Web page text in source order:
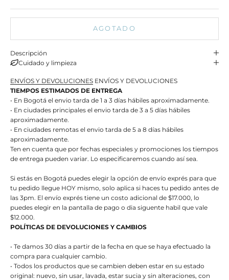
AGOTADO
Descripción
Cuidado y limpieza
ENVÍOS Y DEVOLUCIONES ENVÍOS Y DEVOLUCIONES
TIEMPOS ESTIMADOS DE ENTREGA
• En Bogotá el envio tarda de 1 a 3 días hábiles aproximadamente.
• En ciudades principales el envio tarda de 3 a 5 días hábiles
aproximadamente.
• En ciudades remotas el envio tarda de 5 a 8 días hábiles
aproximadamente.
Ten en cuenta que por fechas especiales y promociones los tiempos
de entrega pueden variar. Lo especificaremos cuando así sea.
Si estás en Bogotá puedes elegir la opción de envío exprés para que
tu pedido llegue HOY mismo, solo aplica si haces tu pedido antes de
las 3pm. El envío exprés tiene un costo adicional de $17.000, lo
puedes elegir en la pantalla de pago o dia siguente habil que vale
$12.000.
POLÍTICAS DE DEVOLUCIONES Y CAMBIOS
• Te damos 30 días a partir de la fecha en que se haya efectuado la
compra para cualquier cambio.
• Todos los productos que se cambien deben estar en su estado
original: nuevo, sin usar, lavada, estar sucia y sin alteraciones, con